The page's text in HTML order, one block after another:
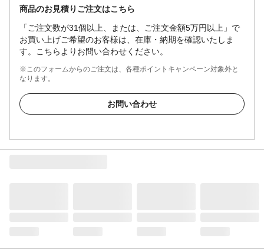
商品のお見積りご注文はこちら
「ご注文数が31個以上、または、ご注文金額5万円以上」で
お買い上げご希望のお客様は、在庫・納期を確認いたしま
す。こちらよりお問い合わせください。
※このフォームからのご注文は、各種ポイントキャンペーン対象外と
なります。
お問い合わせ